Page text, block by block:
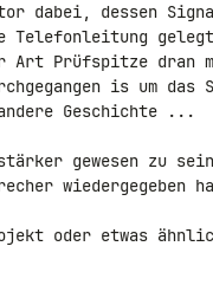
dabei, dessen
Telefonleitung
Art Prüfspitze dran
is um das
Geschichte ...
gewesen zu
wiedergegeben
oder etwas